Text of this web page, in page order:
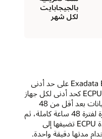
بالجيجابايت
لكل شهر
تحتوي وحدات ECPU لـ Exadata Exascale على حد أدنى
للالتزام لمدة 48 ساعة و8 وحدات ECPU كحد أدنى لكل جهاز
ظاهري. إذا تم إنهاء مثيل قاعدة البيانات بعد أقل من 48
ساعة من تنشيطه، فستكون الفوترة لفترة 48 ساعة كاملة، ثم
الثانية بعد ذلك. تتم فوترة كل وحدة ECPU تضيفها إلى
مدتها دقيقة واحدة.